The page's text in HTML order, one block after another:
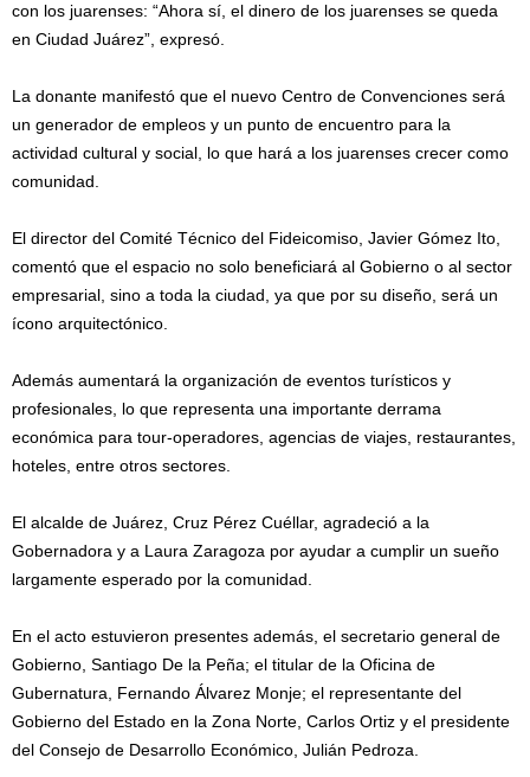
con los juarenses: “Ahora sí, el dinero de los juarenses se queda
en Ciudad Juárez”, expresó.
La donante manifestó que el nuevo Centro de Convenciones será
un generador de empleos y un punto de encuentro para la
actividad cultural y social, lo que hará a los juarenses crecer como
comunidad.
El director del Comité Técnico del Fideicomiso, Javier Gómez Ito,
comentó que el espacio no solo beneficiará al Gobierno o al sector
empresarial, sino a toda la ciudad, ya que por su diseño, será un
ícono arquitectónico.
Además aumentará la organización de eventos turísticos y
profesionales, lo que representa una importante derrama
económica para tour-operadores, agencias de viajes, restaurantes,
hoteles, entre otros sectores.
El alcalde de Juárez, Cruz Pérez Cuéllar, agradeció a la
Gobernadora y a Laura Zaragoza por ayudar a cumplir un sueño
largamente esperado por la comunidad.
En el acto estuvieron presentes además, el secretario general de
Gobierno, Santiago De la Peña; el titular de la Oficina de
Gubernatura, Fernando Álvarez Monje; el representante del
Gobierno del Estado en la Zona Norte, Carlos Ortiz y el presidente
del Consejo de Desarrollo Económico, Julián Pedroza.